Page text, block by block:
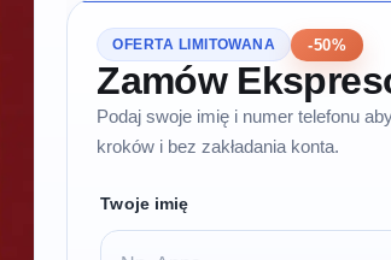
OFERTA LIMITOWANA -50%
Zamów
Podaj swoje imię i numer telefonu
kroków i bez zakładania konta.
Twoje imię